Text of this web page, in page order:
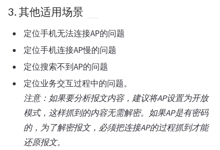
3. 其他适用场景
定位手机无法连接AP的问题
定位手机连接AP慢的问题
定位搜索不到AP的问题
定位业务交互过程中的问题。
注意：如果要分析报文内容，建议将AP设置为开放
模式，这样抓到的内容无需解密。如果AP是有密码
的，为了解密报文，必须把连接AP的过程抓到才能
还原报文。